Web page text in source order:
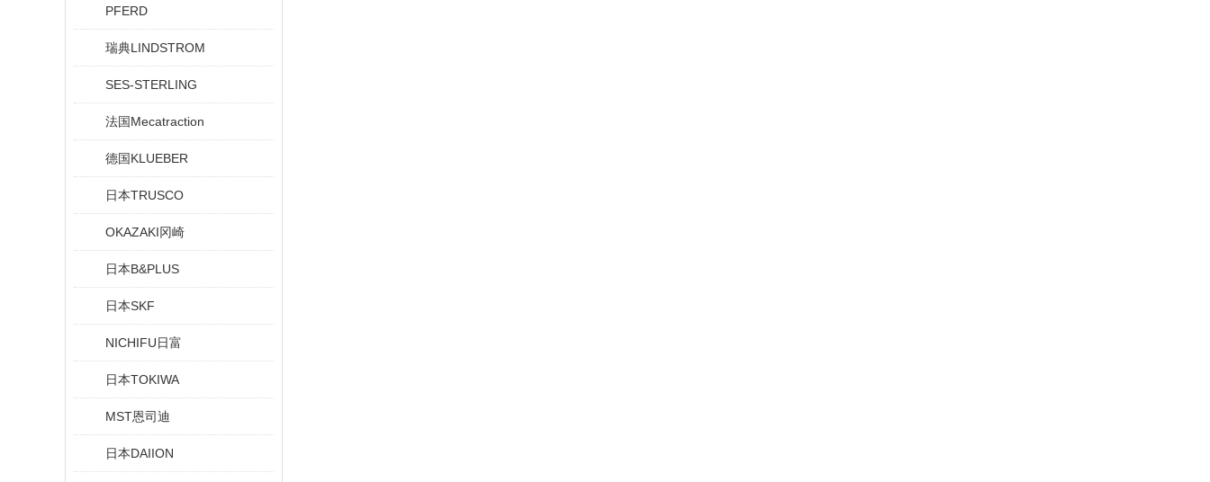
PFERD
瑞典LINDSTROM
SES-STERLING
法国Mecatraction
德国KLUEBER
日本TRUSCO
OKAZAKI冈崎
日本B&PLUS
日本SKF
NICHIFU日富
日本TOKIWA
MST恩司迪
日本DAIION